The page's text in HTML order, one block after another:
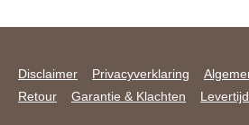
Disclaimer Privacyverklaring
Retour
Garantie & Klachten